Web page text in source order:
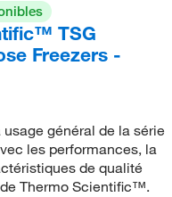
TSG
Freezers -
général de la série
les performances, la
de qualité
Thermo Scientific™.